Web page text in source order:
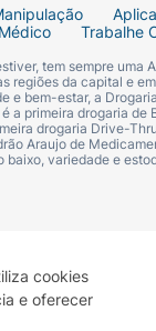
cookies
e oferecer
Fixos e
Trabalhe
tem sempre
regiões da capital e
e bem-estar, a
a primeira drogaria
drogaria Drive-
Araujo de
baixo, variedade e
Covid-19